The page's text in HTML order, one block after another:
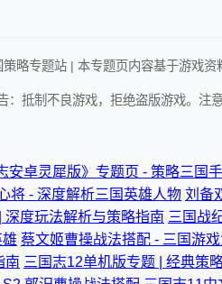
略专题站 | 本专题页内容基于游戏资
：抵制不良游戏，拒绝盗版游戏。注
安卓灵犀版》专题页 - 策略三国
将 - 深度解析三国英雄人物 刘备
深度玩法解析与策略指南 三国战
蔡文姬曹操战法搭配 - 三国游
南 三国志12单机版专题 | 经典策